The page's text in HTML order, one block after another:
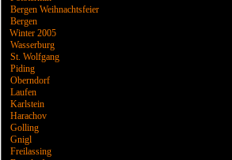
Bergen Weihnachtsfeier
Bergen
Winter 2005
Wasserburg
St. Wolfgang
Piding
Oberndorf
Laufen
Karlstein
Harachov
Golling
Gnigl
Freilassing